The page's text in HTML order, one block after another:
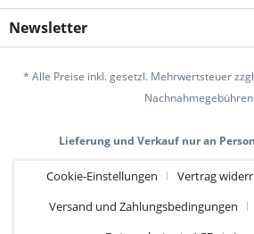
Newsletter
* Alle Preise inkl. gesetzl. Mehrwertsteuer
Lieferung und Verkauf nur an
Cookie-Einstellungen Vertrag
Versand und Zahlungsbedingungen